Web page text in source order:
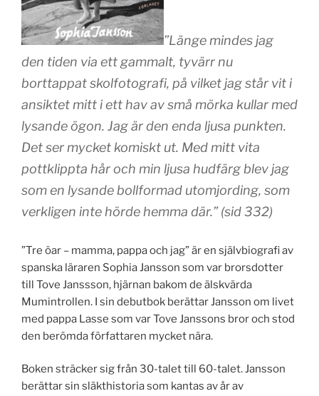
”Länge mindes jag
den tiden via ett gammalt, tyvärr nu
borttappat skolfotografi, på vilket jag står vit i
ansiktet mitt i ett hav av små mörka kullar med
lysande ögon. Jag är den enda ljusa punkten.
Det ser mycket komiskt ut. Med mitt vita
pottklippta hår och min ljusa hudfärg blev jag
som en lysande bollformad utomjording, som
verkligen inte hörde hemma där.” (sid 332)
”Tre öar – mamma, pappa och jag” är en självbiografi av
spanska läraren Sophia Jansson som var brorsdotter
till Tove Janssson, hjärnan bakom de älskvärda
Mumintrollen. I sin debutbok berättar Jansson om livet
med pappa Lasse som var Tove Janssons bror och stod
den berömda författaren mycket nära.
Boken sträcker sig från 30-talet till 60-talet. Jansson
berättar sin släkthistoria som kantas av år av